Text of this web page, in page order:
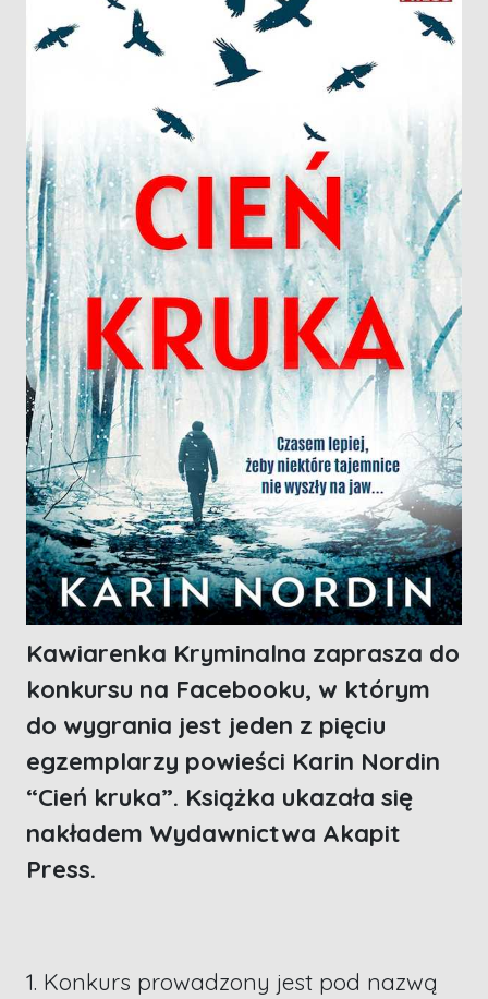
Kawiarenka Kryminalna zaprasza do
konkursu na Facebooku, w którym
do wygrania jest jeden z pięciu
egzemplarzy powieści Karin Nordin
“Cień kruka”. Książka ukazała się
nakładem Wydawnictwa Akapit
Press.
1. Konkurs prowadzony jest pod nazwą